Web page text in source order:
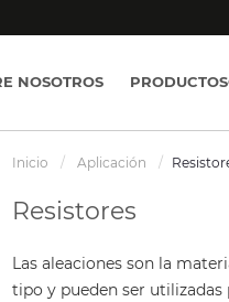
NOSOTROS
Inicio Aplicación
Resistores
Las aleaciones son la
tipo y pueden ser